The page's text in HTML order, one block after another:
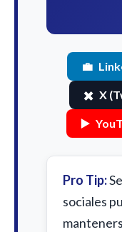
💼
✖️ X
▶️
Pro Tip:
sociales